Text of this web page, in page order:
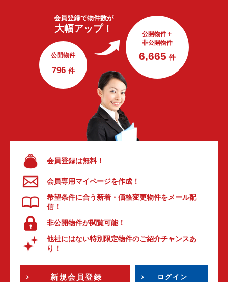
会員登録で物件数が
大幅アップ！
公開物件
796 件
公開物件＋
非公開物件
6,665 件
会員登録は無料！
会員専用マイページを作成！
希望条件に合う新着・価格変更物件をメール配
信！
非公開物件が閲覧可能！
他社にはない特別限定物件のご紹介チャンスあ
り！
新規会員登録 ログイン